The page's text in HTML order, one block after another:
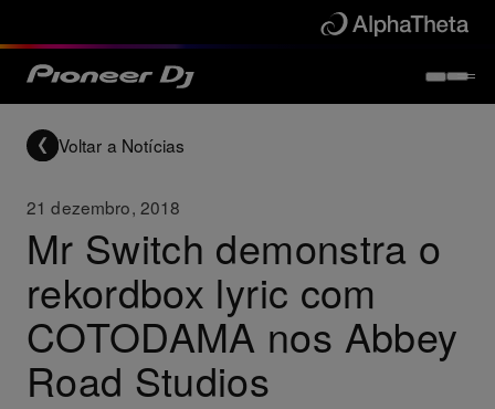
Voltar a Notícias
21 dezembro, 2018
Mr Switch demonstra o
rekordbox lyric com
COTODAMA nos Abbey
Road Studios